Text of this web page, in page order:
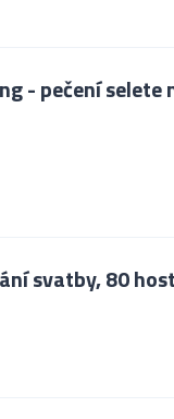
- pečení selete
svatby, 80